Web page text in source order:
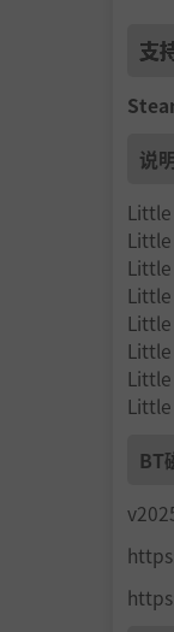
不少
每
小洛
支
说
BT